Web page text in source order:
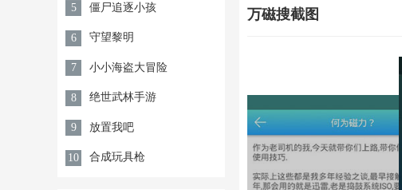
5 僵尸追逐小孩
6 守望黎明
7 小小海盗大冒险
8 绝世武林手游
9 放置我吧
10 合成玩具枪
万磁搜截图